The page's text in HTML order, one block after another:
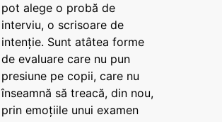
pot alege o probă de
interviu, o scrisoare de
intenție. Sunt atâtea forme
de evaluare care nu pun
presiune pe copii, care nu
înseamnă să treacă, din nou,
prin emoțiile unui examen